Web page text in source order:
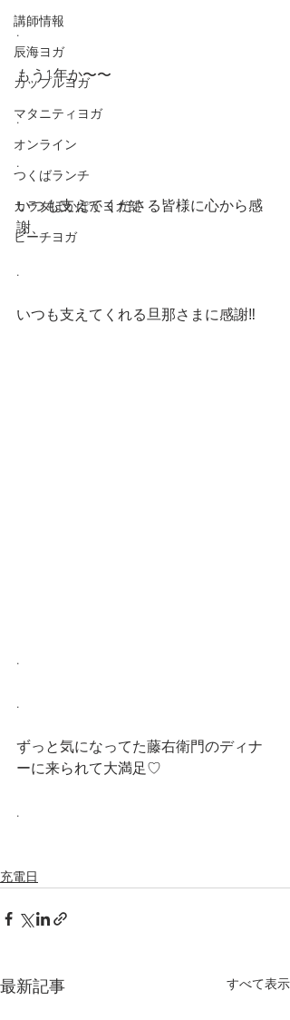
講師情報
辰海ヨガ
カップルヨガ
マタニティヨガ
オンライン
つくばランチ
カラダぽかぽかヨガ部
ビーチヨガ
.
もう1年か〜〜
.
.
いつも支えてくださる皆様に心から感
謝、
.
いつも支えてくれる旦那さまに感謝‼️
.
.
ずっと気になってた藤右衛門のディナ
ーに来られて大満足♡
.
充電日
最新記事 すべて表示